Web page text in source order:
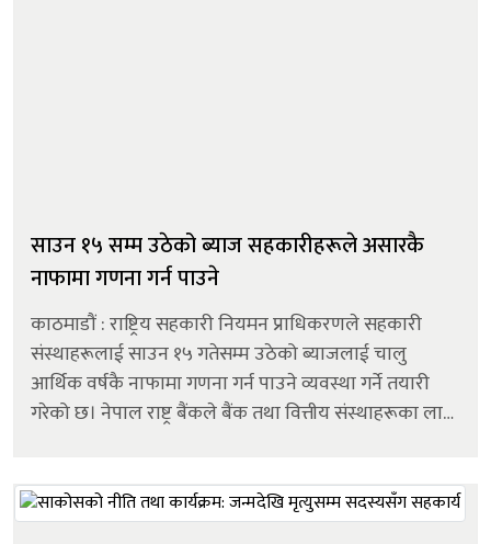
साउन १५ सम्म उठेको ब्याज सहकारीहरूले असारकै
नाफामा गणना गर्न पाउने
काठमाडौं : राष्ट्रिय सहकारी नियमन प्राधिकरणले सहकारी
संस्थाहरूलाई साउन १५ गतेसम्म उठेको ब्याजलाई चालु
आर्थिक वर्षकै नाफामा गणना गर्न पाउने व्यवस्था गर्ने तयारी
गरेको छ। नेपाल राष्ट्र बैंकले बैंक तथा वित्तीय संस्थाहरूका लागि